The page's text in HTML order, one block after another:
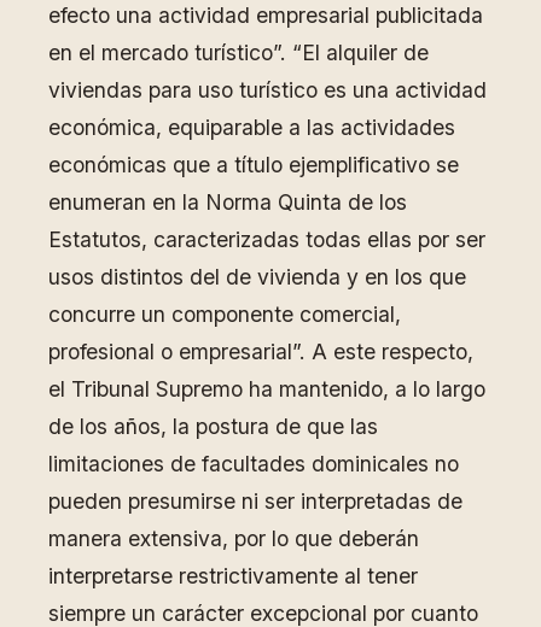
efecto una actividad empresarial publicitada
en el mercado turístico”. “El alquiler de
viviendas para uso turístico es una actividad
económica, equiparable a las actividades
económicas que a título ejemplificativo se
enumeran en la Norma Quinta de los
Estatutos, caracterizadas todas ellas por ser
usos distintos del de vivienda y en los que
concurre un componente comercial,
profesional o empresarial”. A este respecto,
el Tribunal Supremo ha mantenido, a lo largo
de los años, la postura de que las
limitaciones de facultades dominicales no
pueden presumirse ni ser interpretadas de
manera extensiva, por lo que deberán
interpretarse restrictivamente al tener
siempre un carácter excepcional por cuanto